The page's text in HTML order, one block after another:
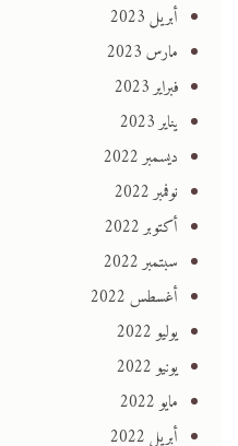
أبريل 2023
مارس 2023
فبراير 2023
يناير 2023
ديسمبر 2022
نوفمبر 2022
أكتوبر 2022
سبتمبر 2022
أغسطس 2022
يوليو 2022
يونيو 2022
مايو 2022
أبريل 2022